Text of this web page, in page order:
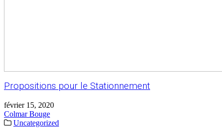
Propositions pour le Stationnement
février 15, 2020
Colmar Bouge
Uncategorized